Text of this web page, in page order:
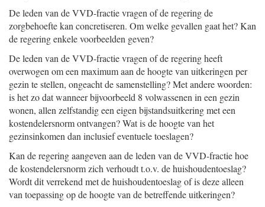
De leden van de VVD-fractie vragen of de regering de
zorgbehoefte kan concretiseren. Om welke gevallen gaat het? Kan
de regering enkele voorbeelden geven?
De leden van de VVD-fractie vragen of de regering heeft
overwogen om een maximum aan de hoogte van uitkeringen per
gezin te stellen, ongeacht de samenstelling? Met andere woorden:
is het zo dat wanneer bijvoorbeeld 8 volwassenen in een gezin
wonen, allen zelfstandig een eigen bijstandsuitkering met een
kostendelersnorm ontvangen? Wat is de hoogte van het
gezinsinkomen dan inclusief eventuele toeslagen?
Kan de regering aangeven aan de leden van de VVD-fractie hoe
de kostendelersnorm zich verhoudt t.o.v. de huishoudentoeslag?
Wordt dit verrekend met de huishoudentoeslag of is deze alleen
van toepassing op de hoogte van de betreffende uitkeringen?